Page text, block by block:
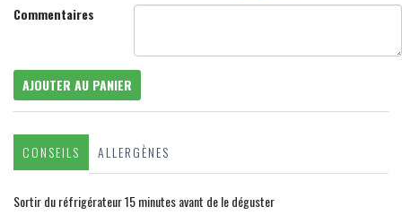
Commentaires
AJOUTER AU PANIER
CONSEILS ALLERGÈNES
Sortir du réfrigérateur 15 minutes avant de le déguster